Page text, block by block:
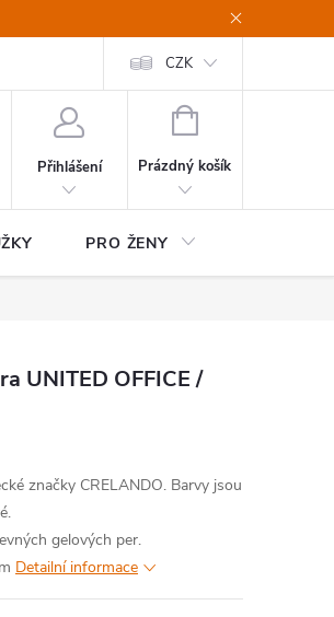
CZK
Přihlášení
NÁKUPNÍ
Prázdný košík
PRO ŽENY
UNITED OFFICE /
značky CRELANDO. Barvy jsou
gelových per.
Detailní informace